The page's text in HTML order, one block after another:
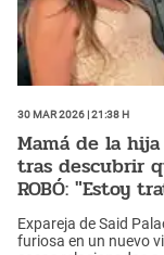
30 Mar 2026 | 21:38 h
Mamá de la hija
tras descubrir
ROBÓ: "Estoy
Expareja de Said
furiosa en un nuevo